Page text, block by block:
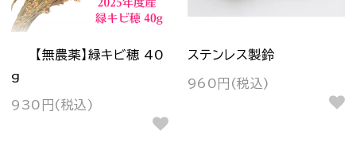
【無農薬】緑キビ穂 40
g
930円(税込)
ステンレス製鈴
960円(税込)